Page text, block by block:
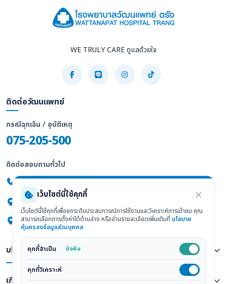
WE TRULY CARE ดูแลด้วยใจ
ติดต่อวัฒนแพทย์
กรณีฉุกเฉิน / อุบัติเหตุ
075-205-500
ติดต่อสอบถามทั่วไป
075-205-555
247/2 ถ.พัทลุง ต.ทับเที่ยง อ.เมือง จ.ตรัง 92000
ดูแผนที่ Google Maps
บริการทางการแพทย์
เกี่ยวกับเรา
เว็บไซต์นี้ใช้คุกกี้
เว็บไซต์นี้ใช้คุกกี้เพื่อยกระดับประสบการณ์การใช้งานและวิเคราะห์การเข้าชม คุณ
สามารถเลือกการตั้งค่าได้ด้านล่าง หรืออ่านรายละเอียดเพิ่มเติมที่ นโยบาย
คุ้มครองข้อมูลส่วนบุคคล
คุกกี้จำเป็น บังคับ
คุกกี้วิเคราะห์